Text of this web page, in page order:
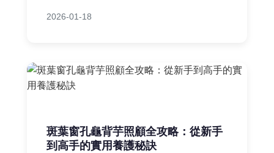
2026-01-18
斑葉窗孔龜背芋照顧全攻略：從新手
到高手的實用養護秘訣